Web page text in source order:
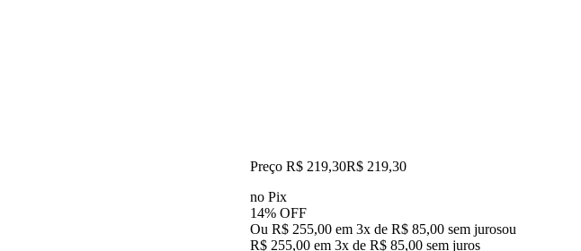
Preço R$ 219,30R$ 219,30
no Pix
14% OFF
Ou R$ 255,00 em 3x de R$ 85,00 sem jurosou
R$ 255,00 em 3x de R$ 85,00 sem juros